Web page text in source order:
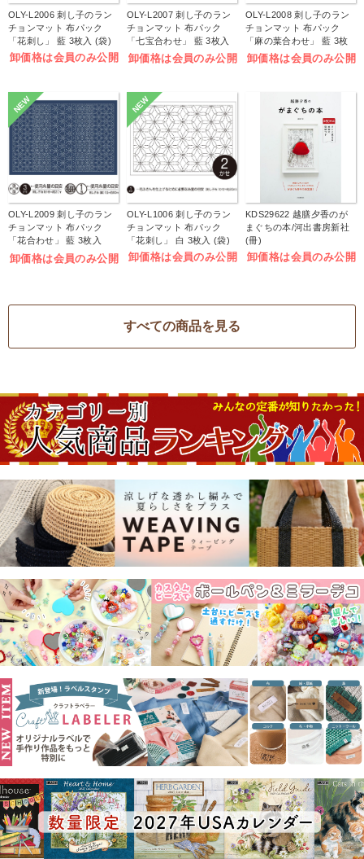
OLY-L2006 刺し子のラン
チョンマット 布パック
「花刺し」 藍 3枚入 (袋)
卸価格は会員のみ公開
OLY-L2007 刺し子のラン
チョンマット 布パック
「七宝合わせ」 藍 3枚入
(袋)
卸価格は会員のみ公開
OLY-L2008 刺し子のラン
チョンマット 布パック
「麻の葉合わせ」 藍 3枚
入 (袋)
卸価格は会員のみ公開
NEW
OLY-L2009 刺し子のラン
チョンマット 布パック
「花合わせ」 藍 3枚入
(袋)
卸価格は会員のみ公開
NEW
OLY-L1006 刺し子のラン
チョンマット 布パック
「花刺し」 白 3枚入 (袋)
卸価格は会員のみ公開
KDS29622 越膳夕香のが
まぐちの本/河出書房新社
(冊)
卸価格は会員のみ公開
すべての商品を見る